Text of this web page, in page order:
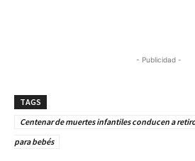
- Publicidad -
TAGS
Centenar de muertes infantiles conducen a
para bebés